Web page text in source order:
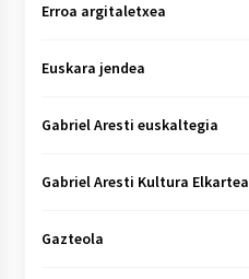
Erroa argitaletxea
Euskara jendea
Gabriel Aresti euskaltegia
Gabriel Aresti Kultura Elkartea
Gazteola